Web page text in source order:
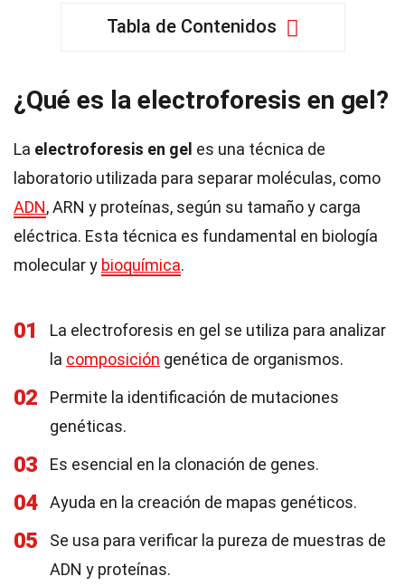
Tabla de Contenidos
¿Qué es la electroforesis en gel?
La electroforesis en gel es una técnica de
laboratorio utilizada para separar moléculas, como
ADN, ARN y proteínas, según su tamaño y carga
eléctrica. Esta técnica es fundamental en biología
molecular y bioquímica.
01
La electroforesis en gel se utiliza para analizar
la composición genética de organismos.
02
Permite la identificación de mutaciones
genéticas.
03 Es esencial en la clonación de genes.
04 Ayuda en la creación de mapas genéticos.
05
Se usa para verificar la pureza de muestras de
ADN y proteínas.